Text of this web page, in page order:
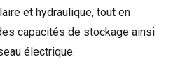
et hydraulique, tout en
capacités de stockage ainsi
électrique.